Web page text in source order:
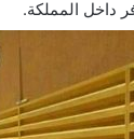
داخل المملكة.